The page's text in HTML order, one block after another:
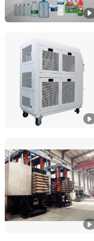
Shenzhen Aitai
Guangdong,
Nuclear Industry
Shandong,